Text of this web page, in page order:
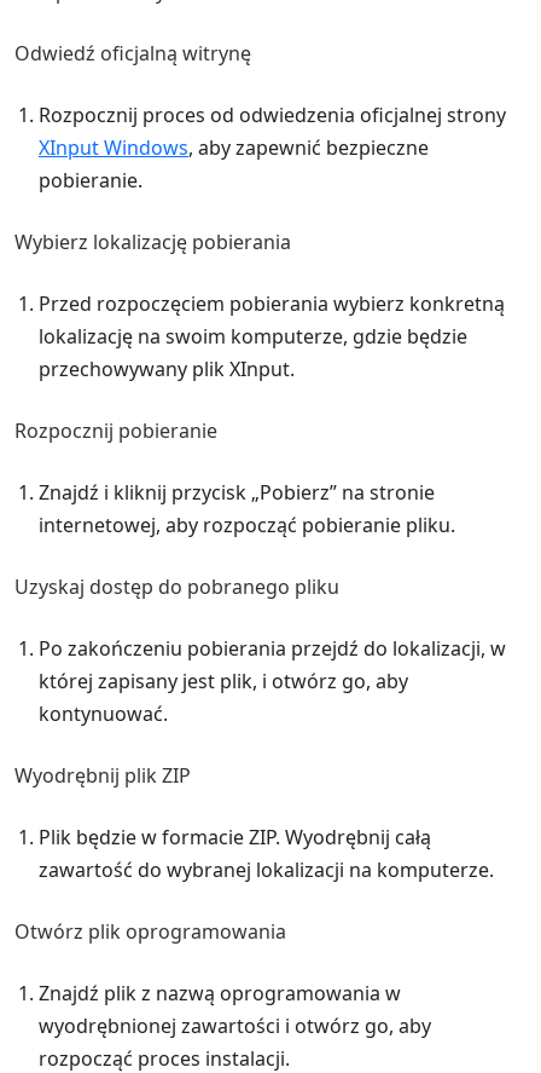
Odwiedź oficjalną witrynę
Rozpocznij proces od odwiedzenia oficjalnej strony
XInput Windows, aby zapewnić bezpieczne
pobieranie.
Wybierz lokalizację pobierania
Przed rozpoczęciem pobierania wybierz konkretną
lokalizację na swoim komputerze, gdzie będzie
przechowywany plik XInput.
Rozpocznij pobieranie
Znajdź i kliknij przycisk „Pobierz” na stronie
internetowej, aby rozpocząć pobieranie pliku.
Uzyskaj dostęp do pobranego pliku
Po zakończeniu pobierania przejdź do lokalizacji, w
której zapisany jest plik, i otwórz go, aby
kontynuować.
Wyodrębnij plik ZIP
Plik będzie w formacie ZIP. Wyodrębnij całą
zawartość do wybranej lokalizacji na komputerze.
Otwórz plik oprogramowania
Znajdź plik z nazwą oprogramowania w
wyodrębnionej zawartości i otwórz go, aby
rozpocząć proces instalacji.